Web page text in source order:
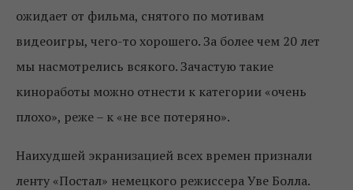
ожидает от фильма, снятого по мотивам
видеоигры, чего-то хорошего. За более чем 20 лет
мы насмотрелись всякого. Зачастую такие
киноработы можно отнести к категории «очень
плохо», реже – к «не все потеряно».
Наихудшей экранизацией всех времен признали
ленту «Постал» немецкого режиссера Уве Болла.